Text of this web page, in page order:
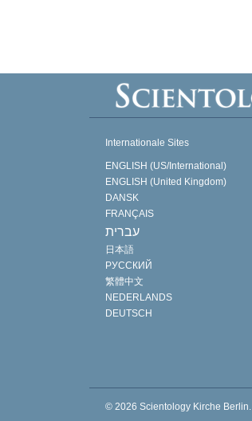
Internationale Sites
ENGLISH (US/International)
ENGLISH (United Kingdom)
DANSK
FRANÇAIS
עברית
日本語
РУССКИЙ
繁體中文
NEDERLANDS
DEUTSCH
© 2026 Scientology Kirche Berlin.